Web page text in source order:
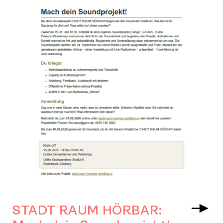
STADT RAUM HÖRBAR: